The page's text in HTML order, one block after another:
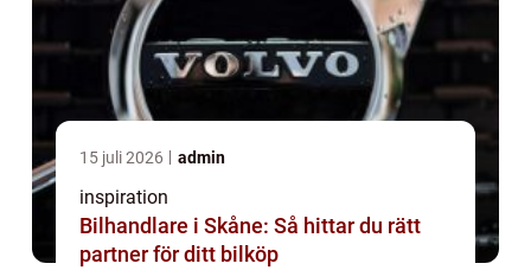
15 juli 2026 admin
inspiration
Bilhandlare i Skåne: Så hittar du rätt
partner för ditt bilköp